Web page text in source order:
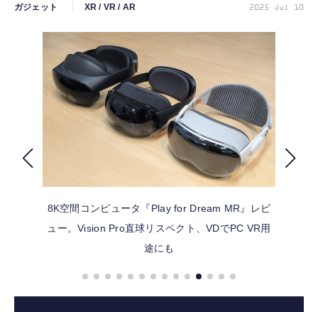
カルチャー
公式ストア
FOLLOW US
ガジェット XR / VR / AR 2025 Jul 10
8K空間コンピュータ『Play for Dream MR』レビ
ュー。Vision Pro直球リスペクト、VDでPC VR用
途にも